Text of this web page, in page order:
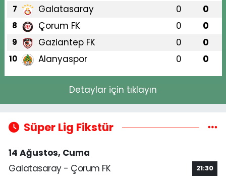
7 Galatasaray 0 0
8 Çorum FK 0 0
9 Gaziantep FK 0 0
10 Alanyaspor 0 0
Detaylar için tıklayın
Süper Lig Fikstür
14 Ağustos, Cuma
Galatasaray - Çorum FK
21:30